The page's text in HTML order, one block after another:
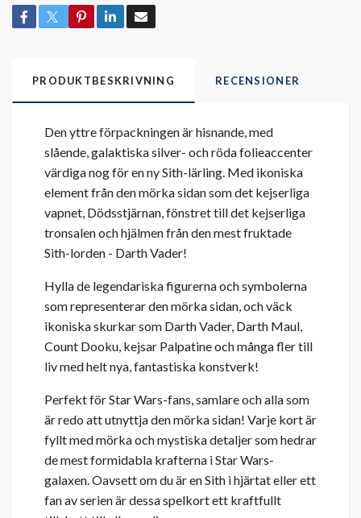
PRODUKTBESKRIVNING RECENSIONER
Den yttre förpackningen är hisnande, med
slående, galaktiska silver- och röda folieaccenter
värdiga nog för en ny Sith-lärling. Med ikoniska
element från den mörka sidan som det kejserliga
vapnet, Dödsstjärnan, fönstret till det kejserliga
tronsalen och hjälmen från den mest fruktade
Sith-lorden - Darth Vader!
Hylla de legendariska figurerna och symbolerna
som representerar den mörka sidan, och väck
ikoniska skurkar som Darth Vader, Darth Maul,
Count Dooku, kejsar Palpatine och många fler till
liv med helt nya, fantastiska konstverk!
Perfekt för Star Wars-fans, samlare och alla som
är redo att utnyttja den mörka sidan! Varje kort är
fyllt med mörka och mystiska detaljer som hedrar
de mest formidabla krafterna i Star Wars-
galaxen. Oavsett om du är en Sith i hjärtat eller ett
fan av serien är dessa spelkort ett kraftfullt